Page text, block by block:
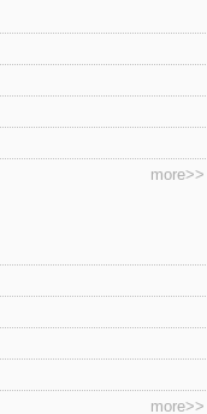
more>>
more>>